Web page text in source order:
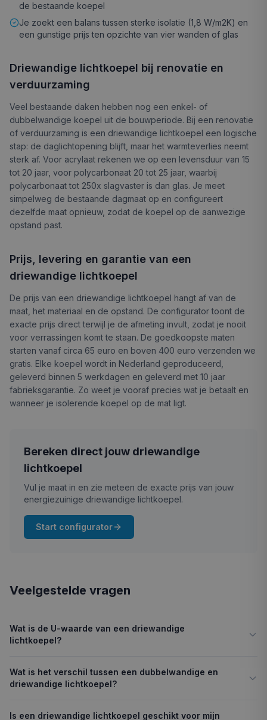
de bestaande koepel
Je zoekt een balans tussen sterke isolatie (1,8 W/m2K) en
een gunstige prijs ten opzichte van vier wanden of glas
Driewandige lichtkoepel bij renovatie en
verduurzaming
Veel bestaande daken hebben nog een enkel- of
dubbelwandige koepel uit de bouwperiode. Bij een renovatie
of verduurzaming is een driewandige lichtkoepel een logische
stap: de daglichtopening blijft, maar het warmteverlies neemt
sterk af. Voor acrylaat rekenen we op een levensduur van 15
tot 20 jaar, voor polycarbonaat 20 tot 25 jaar, waarbij
polycarbonaat tot 250x slagvaster is dan glas. Je meet
simpelweg de bestaande dagmaat op en configureert
dezelfde maat opnieuw, zodat de koepel op de aanwezige
opstand past.
Prijs, levering en garantie van een
driewandige lichtkoepel
De prijs van een driewandige lichtkoepel hangt af van de
maat, het materiaal en de opstand. De configurator toont de
exacte prijs direct terwijl je de afmeting invult, zodat je nooit
voor verrassingen komt te staan. De goedkoopste maten
starten vanaf circa 65 euro en boven 400 euro verzenden we
gratis. Elke koepel wordt in Nederland geproduceerd,
geleverd binnen 5 werkdagen en geleverd met 10 jaar
fabrieksgarantie. Zo weet je vooraf precies wat je betaalt en
wanneer je isolerende koepel op de mat ligt.
Bereken direct jouw driewandige
lichtkoepel
Vul je maat in en zie meteen de exacte prijs van jouw
energiezuinige driewandige lichtkoepel.
Start configurator
Veelgestelde vragen
Wat is de U-waarde van een driewandige
lichtkoepel?
Wat is het verschil tussen een dubbelwandige en
driewandige lichtkoepel?
Is een driewandige lichtkoepel geschikt voor mijn